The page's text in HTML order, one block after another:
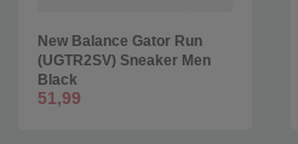
New Balance Gator Run
(UGTR2SV) Sneaker Men
Black
51,99